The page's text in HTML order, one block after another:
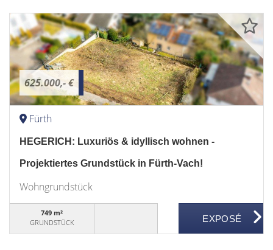
625.000,- €
Fürth
HEGERICH: Luxuriös & idyllisch wohnen -
Projektiertes Grundstück in Fürth-Vach!
Wohngrundstück
749 m²
GRUNDSTÜCK